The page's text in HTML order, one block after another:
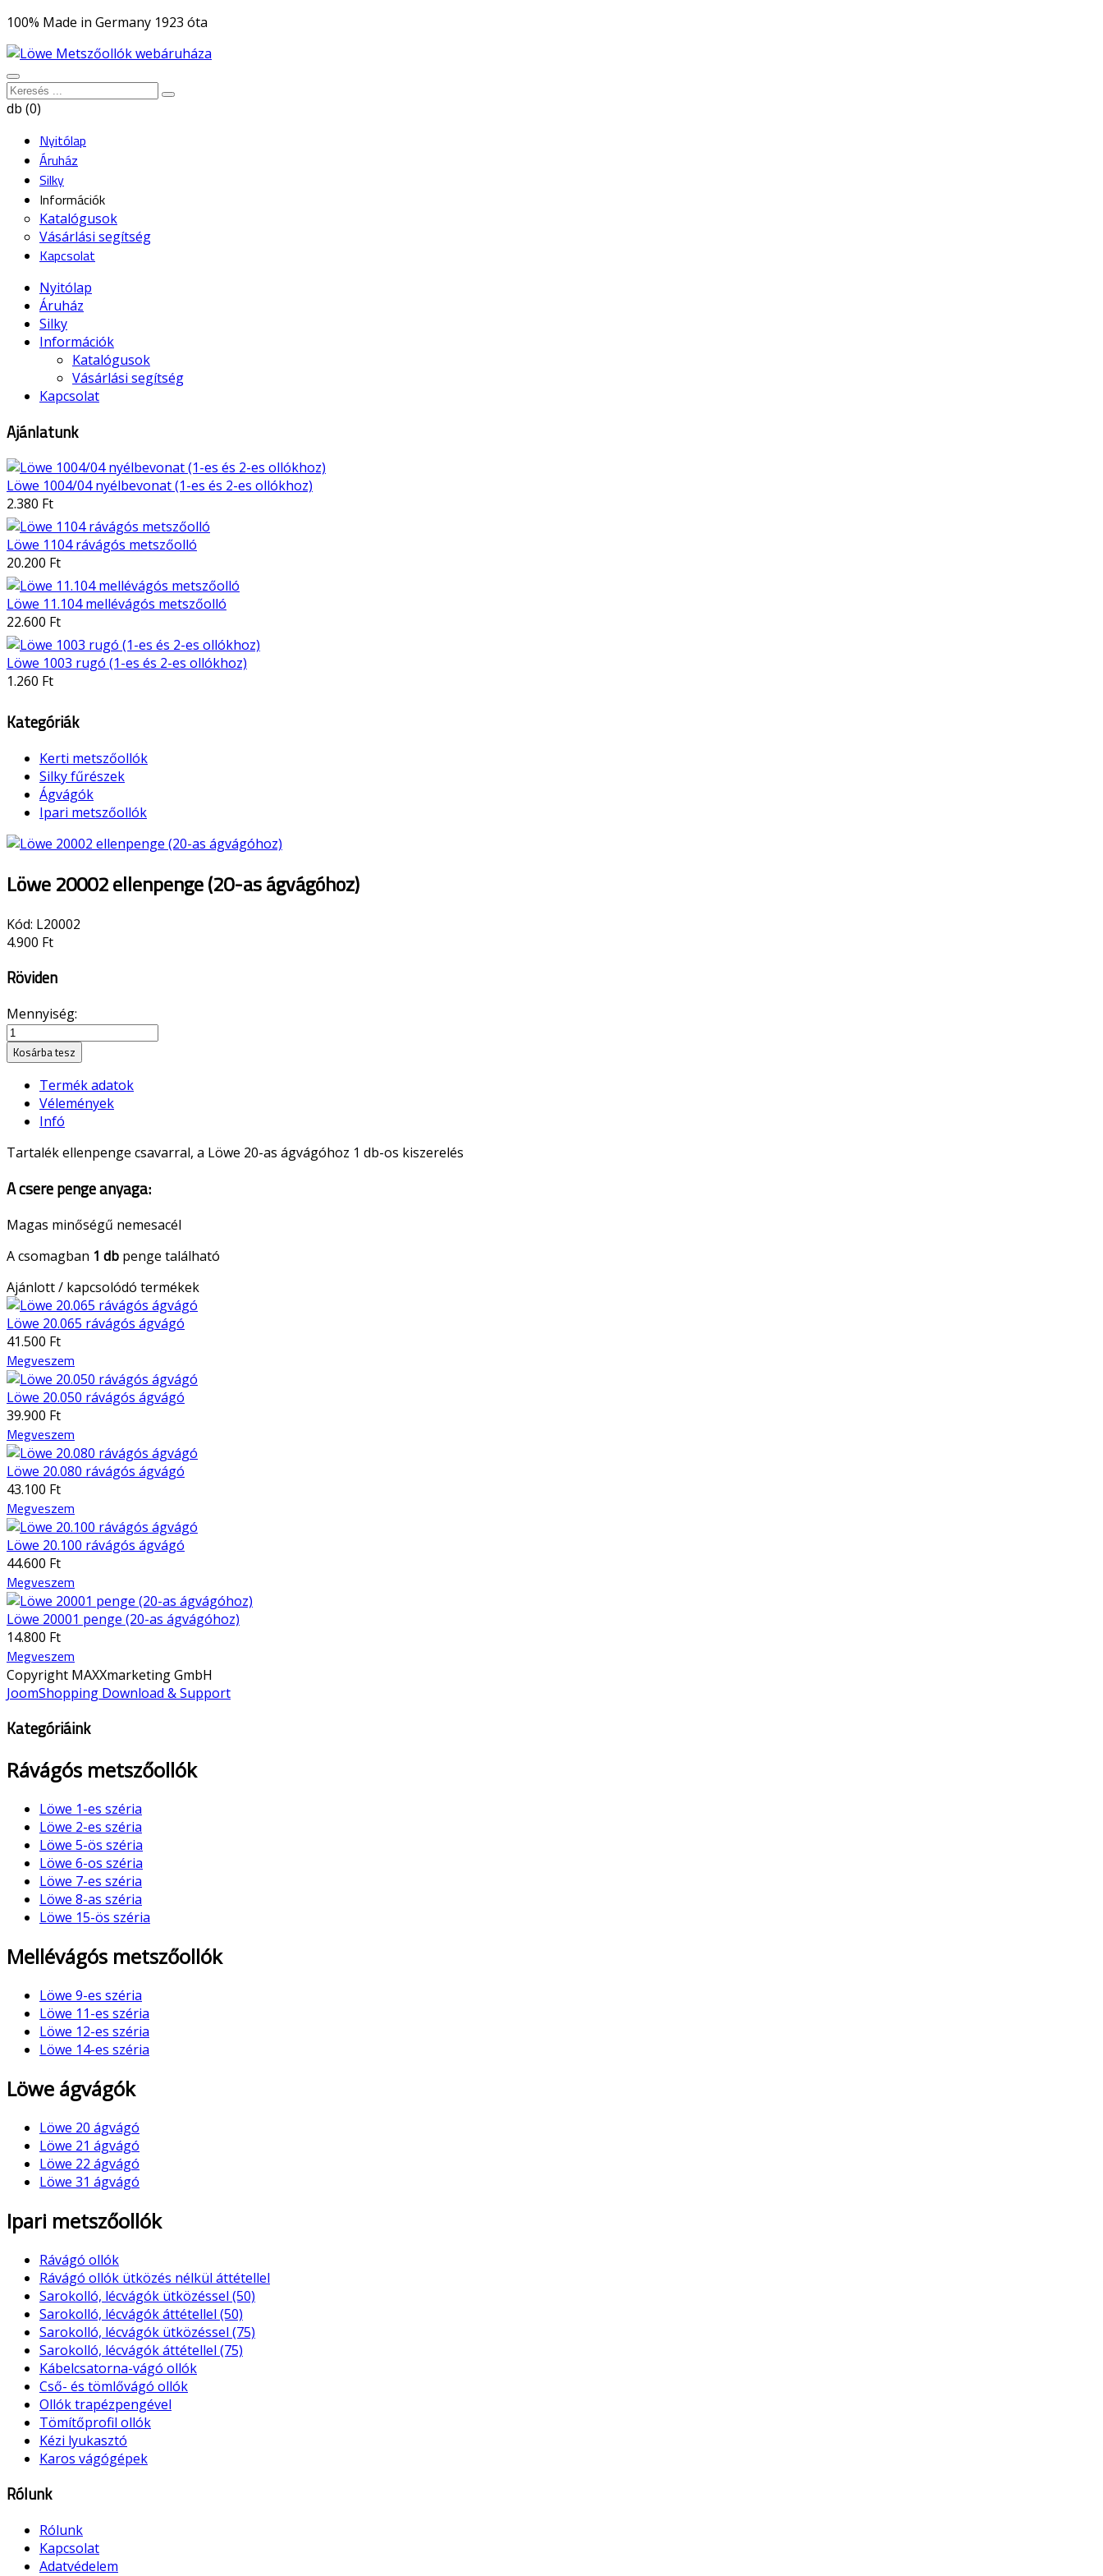
100% Made in Germany 1923 óta
db (0)
Nyitólap
Áruház
Silky
Információk
Katalógusok
Vásárlási segítség
Kapcsolat
Nyitólap
Áruház
Silky
Információk
Katalógusok
Vásárlási segítség
Kapcsolat
Ajánlatunk
Löwe 1004/04 nyélbevonat (1-es és 2-es ollókhoz)
2.380 Ft
Löwe 1104 rávágós metszőolló
20.200 Ft
Löwe 11.104 mellévágós metszőolló
22.600 Ft
Löwe 1003 rugó (1-es és 2-es ollókhoz)
1.260 Ft
Kategóriák
Kerti metszőollók
Silky fűrészek
Ágvágók
Ipari metszőollók
Löwe 20002 ellenpenge (20-as ágvágóhoz)
Kód: L20002
4.900 Ft
Röviden
Mennyiség:
Kosárba tesz
Termék adatok
Vélemények
Infó
Tartalék ellenpenge csavarral, a Löwe 20-as ágvágóhoz 1 db-os kiszerelés
A csere penge anyaga:
Magas minőségű nemesacél
A csomagban 1 db penge található
Ajánlott / kapcsolódó termékek
Löwe 20.065 rávágós ágvágó
41.500 Ft
Megveszem
Löwe 20.050 rávágós ágvágó
39.900 Ft
Megveszem
Löwe 20.080 rávágós ágvágó
43.100 Ft
Megveszem
Löwe 20.100 rávágós ágvágó
44.600 Ft
Megveszem
Löwe 20001 penge (20-as ágvágóhoz)
14.800 Ft
Megveszem
Copyright MAXXmarketing GmbH
JoomShopping Download & Support
Kategóriáink
Rávágós metszőollók
Löwe 1-es széria
Löwe 2-es széria
Löwe 5-ös széria
Löwe 6-os széria
Löwe 7-es széria
Löwe 8-as széria
Löwe 15-ös széria
Mellévágós metszőollók
Löwe 9-es széria
Löwe 11-es széria
Löwe 12-es széria
Löwe 14-es széria
Löwe ágvágók
Löwe 20 ágvágó
Löwe 21 ágvágó
Löwe 22 ágvágó
Löwe 31 ágvágó
Ipari metszőollók
Rávágó ollók
Rávágó ollók ütközés nélkül áttétellel
Sarokolló, lécvágók ütközéssel (50)
Sarokolló, lécvágók áttétellel (50)
Sarokolló, lécvágók ütközéssel (75)
Sarokolló, lécvágók áttétellel (75)
Kábelcsatorna-vágó ollók
Cső- és tömlővágó ollók
Ollók trapézpengével
Tömítőprofil ollók
Kézi lyukasztó
Karos vágógépek
Rólunk
Rólunk
Kapcsolat
Adatvédelem